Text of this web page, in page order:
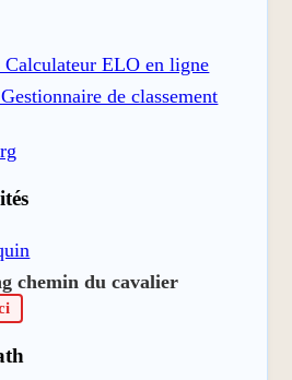
Calculateur ELO en ligne
de classement
chemin du cavalier